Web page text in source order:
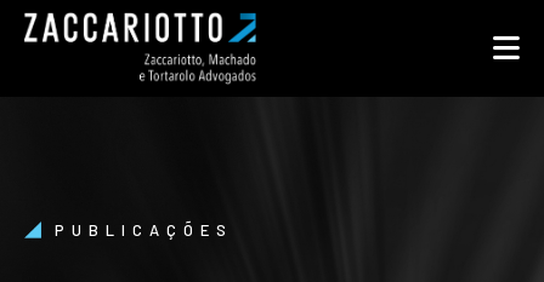
PUBLICAÇÕES